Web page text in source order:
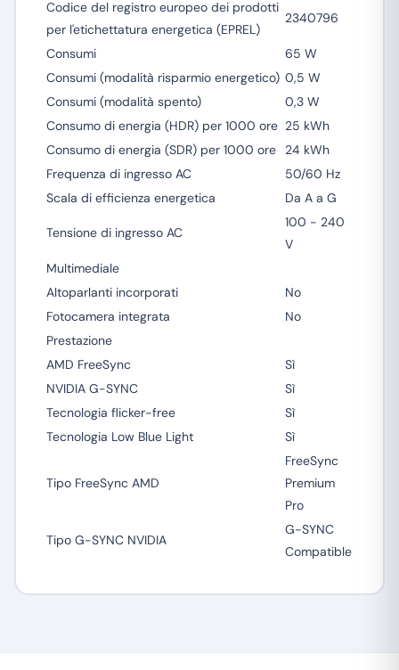
Codice del registro europeo dei prodotti
per l'etichettatura energetica (EPREL)
2340796
Consumi
65 W
Consumi (modalità risparmio energetico) 0,5 W
Consumi (modalità spento)
0,3 W
Consumo di energia (HDR) per 1000 ore 25 kWh
Consumo di energia (SDR) per 1000 ore
24 kWh
Frequenza di ingresso AC
50/60 Hz
Scala di efficienza energetica
Da A a G
Tensione di ingresso AC
100 - 240
V
Multimediale
Altoparlanti incorporati
No
Fotocamera integrata
No
Prestazione
AMD FreeSync
Sì
NVIDIA G-SYNC
Sì
Tecnologia flicker-free
Sì
Tecnologia Low Blue Light
Sì
Tipo FreeSync AMD
FreeSync
Premium
Pro
Tipo G-SYNC NVIDIA
G-SYNC
Compatible